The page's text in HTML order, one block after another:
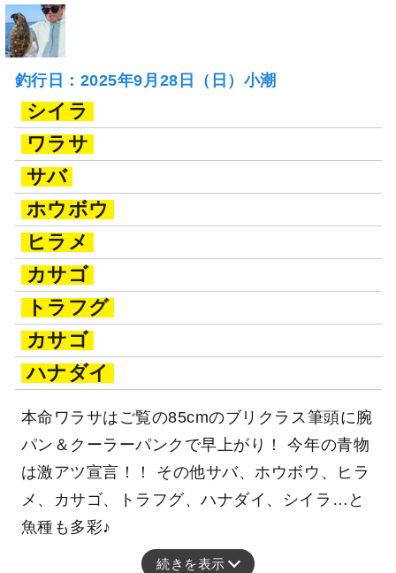
釣行日：2025年9月28日（日）小潮
シイラ
ワラサ
サバ
ホウボウ
ヒラメ
カサゴ
トラフグ
カサゴ
ハナダイ
本命ワラサはご覧の85cmのブリクラス筆頭に腕
パン＆クーラーパンクで早上がり！ 今年の青物
は激アツ宣言！！ その他サバ、ホウボウ、ヒラ
メ、カサゴ、トラフグ、ハナダイ、シイラ…と
魚種も多彩♪
続きを表示